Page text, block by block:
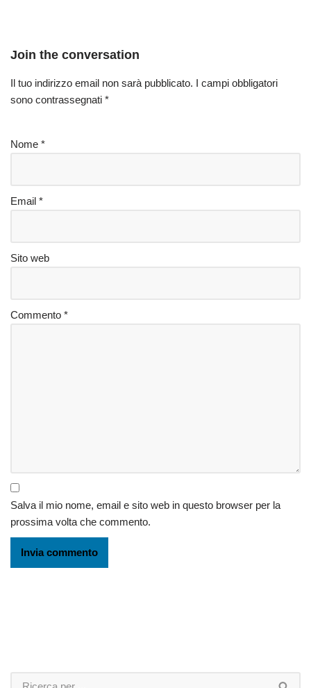
Join the conversation
Il tuo indirizzo email non sarà pubblicato. I campi obbligatori
sono contrassegnati *
Nome *
Email *
Sito web
Commento *
Salva il mio nome, email e sito web in questo browser per la
prossima volta che commento.